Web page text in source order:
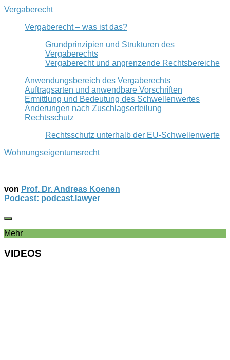
Vergaberecht
Vergaberecht – was ist das?
Grundprinzipien und Strukturen des
Vergaberechts
Vergaberecht und angrenzende Rechtsbereiche
Anwendungsbereich des Vergaberechts
Auftragsarten und anwendbare Vorschriften
Ermittlung und Bedeutung des Schwellenwertes
Änderungen nach Zuschlagserteilung
Rechtsschutz
Rechtsschutz unterhalb der EU-Schwellenwerte
Wohnungseigentumsrecht
von Prof. Dr. Andreas Koenen
Podcast: podcast.lawyer
Mehr
VIDEOS